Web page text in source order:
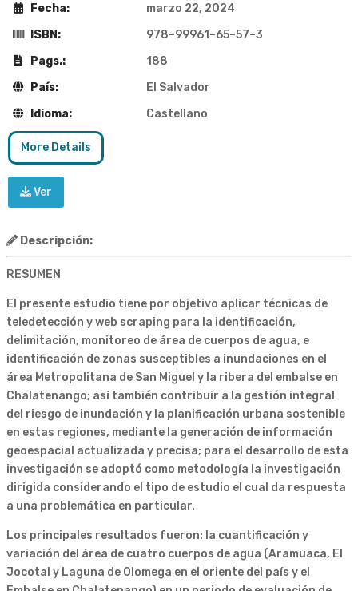
Fecha:
marzo 22, 2024
ISBN:
978–99961–65–57–3
Pags.:
188
País:
El Salvador
Idioma:
Castellano
More Details
Ver
Descripción:
RESUMEN
El presente estudio tiene por objetivo aplicar técnicas de
teledetección y web scraping para la identificación,
delimitación, monitoreo de área de cuerpos de agua, e
identificación de zonas susceptibles a inundaciones en el
área Metropolitana de San Miguel y la ribera del embalse en
Chalatenango; así también contribuir a la gestión integral
del riesgo de inundación y la planificación urbana sostenible
en estas regiones, mediante la generación de información
geoespacial actualizada y precisa; para el desarrollo de esta
investigación se adoptó como metodología la investigación
dirigida considerando el tipo de estudio el cual da respuesta
a una problemática en particular.
Los principales resultados fueron: la cuantificación y
variación del área de cuatro cuerpos de agua (Aramuaca, El
Jocotal y Laguna de Olomega en el oriente del país y el